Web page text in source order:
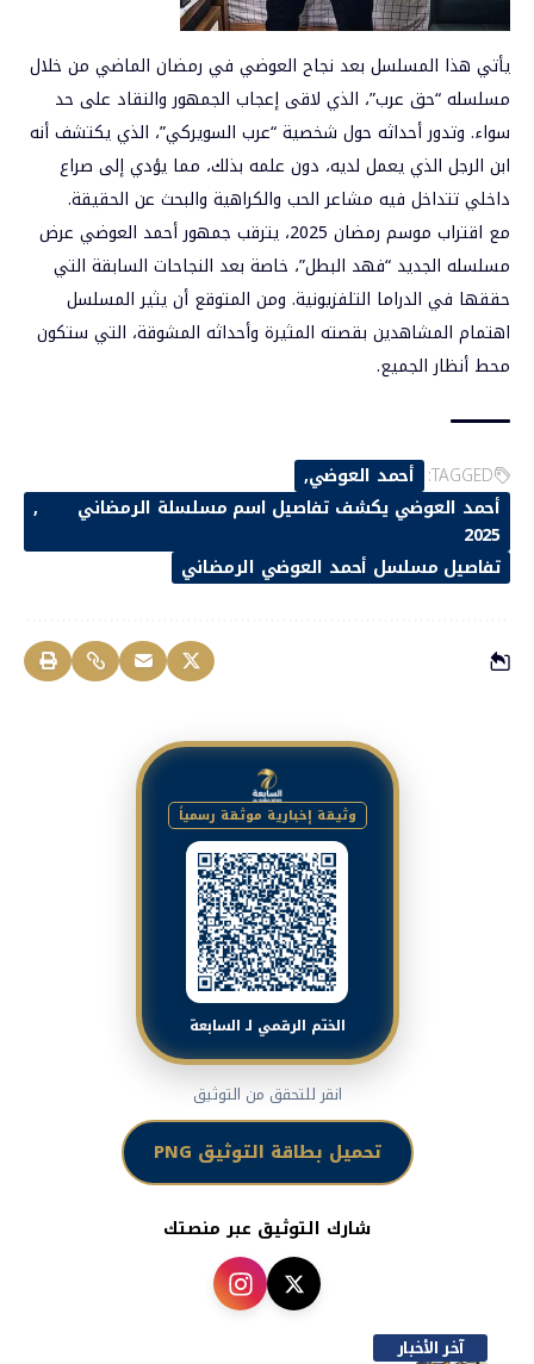
يأتي هذا المسلسل بعد نجاح العوضي في رمضان الماضي من خلال
مسلسله “حق عرب”، الذي لاقى إعجاب الجمهور والنقاد على حد
سواء. وتدور أحداثه حول شخصية “عرب السويركي”، الذي يكتشف أنه
ابن الرجل الذي يعمل لديه، دون علمه بذلك، مما يؤدي إلى صراع
داخلي تتداخل فيه مشاعر الحب والكراهية والبحث عن الحقيقة.
مع اقتراب موسم رمضان 2025، يترقب جمهور أحمد العوضي عرض
مسلسله الجديد “فهد البطل”، خاصة بعد النجاحات السابقة التي
حققها في الدراما التلفزيونية. ومن المتوقع أن يثير المسلسل
اهتمام المشاهدين بقصته المثيرة وأحداثه المشوقة، التي ستكون
محط أنظار الجميع.
TAGGED: أحمد العوضي
أحمد العوضي يكشف تفاصيل اسم مسلسلة الرمضاني
2025
تفاصيل مسلسل أحمد العوضي الرمضاني
وثيقة إخبارية موثقة رسمياً
الختم الرقمي لـ السابعة
انقر للتحقق من التوثيق
تحميل بطاقة التوثيق PNG
شارك التوثيق عبر منصتك
آخر الأخبار